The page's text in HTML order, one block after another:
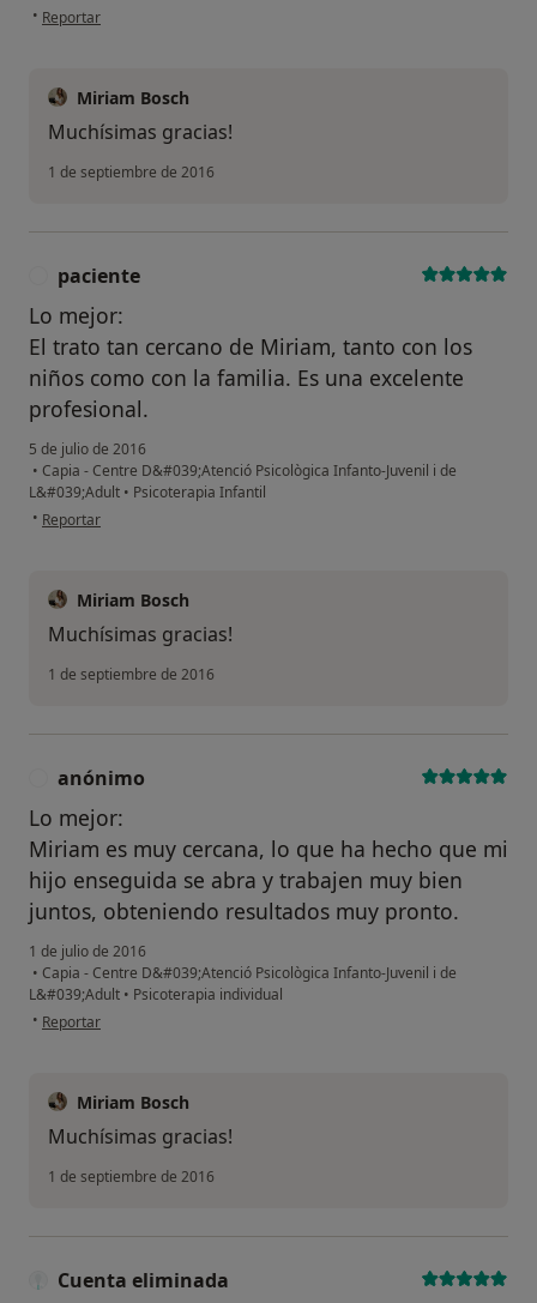
• en opinión del usuario Cuenta eliminada
Reportar
Miriam Bosch
Muchísimas gracias!
1 de septiembre de 2016
paciente
Lo mejor:
El trato tan cercano de Miriam, tanto con los
niños como con la familia. Es una excelente
profesional.
5 de julio de 2016
• Capia - Centre D&#039;Atenció Psicològica Infanto-Juvenil i de
L&#039;Adult • Psicoterapia Infantil
• en opinión del usuario paciente
Reportar
Miriam Bosch
Muchísimas gracias!
1 de septiembre de 2016
anónimo
Lo mejor:
Miriam es muy cercana, lo que ha hecho que mi
hijo enseguida se abra y trabajen muy bien
juntos, obteniendo resultados muy pronto.
1 de julio de 2016
• Capia - Centre D&#039;Atenció Psicològica Infanto-Juvenil i de
L&#039;Adult • Psicoterapia individual
• en opinión del usuario anónimo
Reportar
Miriam Bosch
Muchísimas gracias!
1 de septiembre de 2016
Cuenta eliminada